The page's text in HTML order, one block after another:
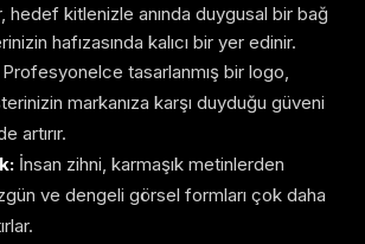
hedef kitlenizle anında duygusal bir bağ
hafızasında kalıcı bir yer edinir.
Profesyonelce tasarlanmış bir logo,
markanıza karşı duyduğu güveni
artırır.
İnsan zihni, karmaşık metinlerden
ve dengeli görsel formları çok daha